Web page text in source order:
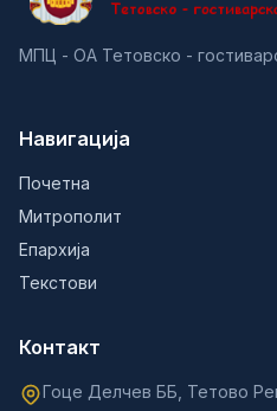
МПЦ - ОА Тетовско -
Навигација
Почетна
Митрополит
Епархија
Текстови
Контакт
Гоце Делчев ББ, Тетово